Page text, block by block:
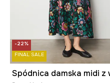
-22%
FINAL SALE